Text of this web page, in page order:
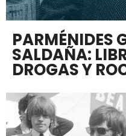
PARMÉNIDES
SALDAÑA:
DROGAS Y